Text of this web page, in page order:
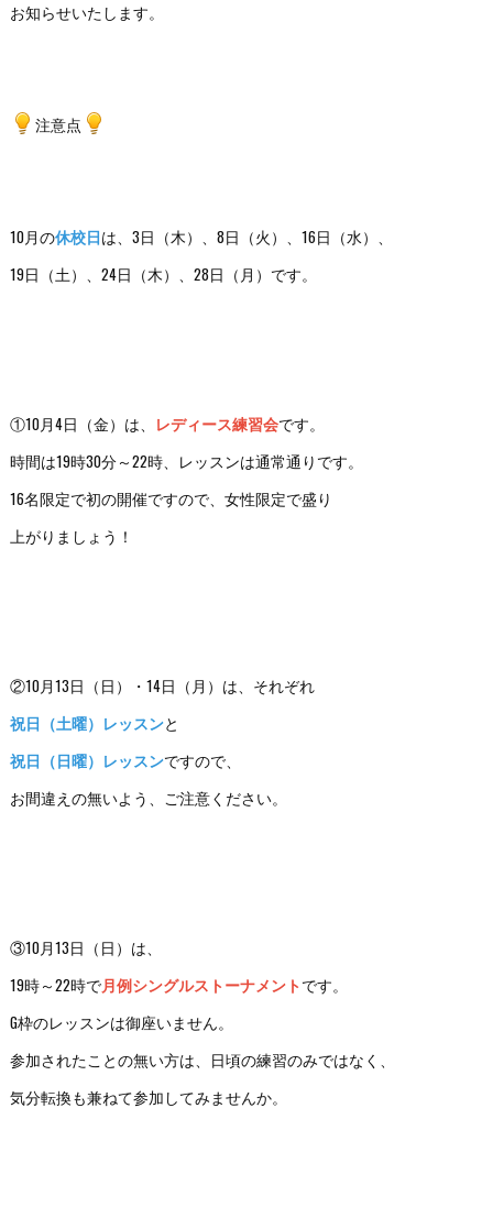
お知らせいたします。
注意点
10月の休校日は、3日（木）、8日（火）、16日（水）、
19日（土）、24日（木）、28日（月）です。
①10月4日（金）は、 レディース練習会です。
時間は19時30分～22時、レッスンは通常通りです。
16名限定で初の開催ですので、女性限定で盛り
上がりましょう！
②10月13日（日）・14日（月）は、それぞれ
祝日（土曜）レッスンと
祝日（日曜）レッスンですので、
お間違えの無いよう、ご注意ください。
③10月13日（日）は、
19時～22時で月例シングルストーナメントです。
G枠のレッスンは御座いません。
参加されたことの無い方は、日頃の練習のみではなく、
気分転換も兼ねて参加してみませんか。